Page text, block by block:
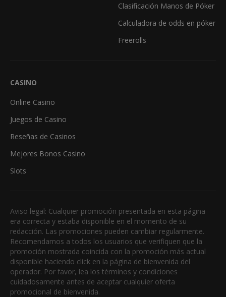
Clasificación Manos de Póker
Calculadora de odds en póker
Freerolls
CASINO
Online Casino
Juegos de Casino
Reseñas de Casinos
Mejores Bonos Casino
Slots
Aviso legal: Cualquier promoción presentada en esta página
era correcta y estaba disponible en el momento de su
redacción. Las promociones pueden cambiar regularmente.
Recomendamos a todos los usuarios que verifiquen que la
promoción mostrada coincida con la promoción más actual
disponible haciendo click en la página de bienvenida del
operador. Por favor, lea los términos y condiciones
cuidadosamente antes de aceptar cualquier oferta
promocional de bienvenida.